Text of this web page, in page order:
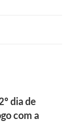
dia de
com a